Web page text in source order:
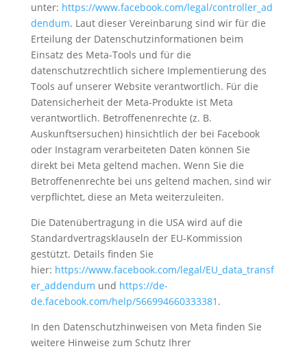
unter: https://www.facebook.com/legal/controller_ad
dendum. Laut dieser Vereinbarung sind wir für die
Erteilung der Datenschutzinformationen beim
Einsatz des Meta-Tools und für die
datenschutzrechtlich sichere Implementierung des
Tools auf unserer Website verantwortlich. Für die
Datensicherheit der Meta-Produkte ist Meta
verantwortlich. Betroffenenrechte (z. B.
Auskunftsersuchen) hinsichtlich der bei Facebook
oder Instagram verarbeiteten Daten können Sie
direkt bei Meta geltend machen. Wenn Sie die
Betroffenenrechte bei uns geltend machen, sind wir
verpflichtet, diese an Meta weiterzuleiten.
Die Datenübertragung in die USA wird auf die
Standardvertragsklauseln der EU-Kommission
gestützt. Details finden Sie
hier: https://www.facebook.com/legal/EU_data_transf
er_addendum und https://de-
de.facebook.com/help/566994660333381 .
In den Datenschutzhinweisen von Meta finden Sie
weitere Hinweise zum Schutz Ihrer